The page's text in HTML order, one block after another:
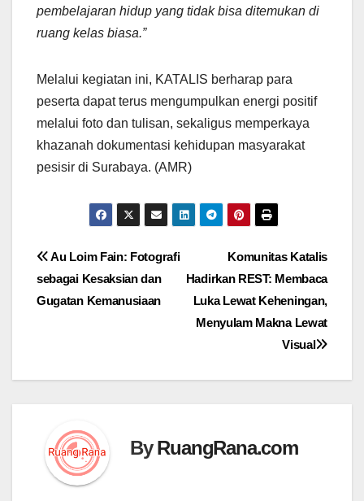
pembelajaran hidup yang tidak bisa ditemukan di
ruang kelas biasa.”
Melalui kegiatan ini, KATALIS berharap para
peserta dapat terus mengumpulkan energi positif
melalui foto dan tulisan, sekaligus memperkaya
khazanah dokumentasi kehidupan masyarakat
pesisir di Surabaya. (AMR)
Navigasi
pos
Komunitas Katalis
Hadirkan REST: Membaca
Luka Lewat Keheningan,
Menyulam Makna Lewat
Visual
Au Loim Fain: Fotografi
sebagai Kesaksian dan
Gugatan Kemanusiaan
ByRuangRana.com